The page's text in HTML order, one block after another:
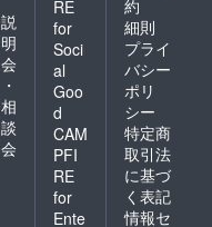
説
明
会
・
相
談
会
RE
for
Soci
al
Goo
d
CAM
PFI
RE
for
Ente
約
細則
プライ
バシー
ポリ
シー
特定商
取引法
に基づ
く表記
情報セ